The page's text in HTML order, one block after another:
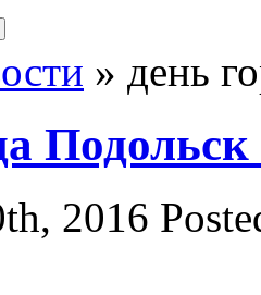
» день
Подольск
2016